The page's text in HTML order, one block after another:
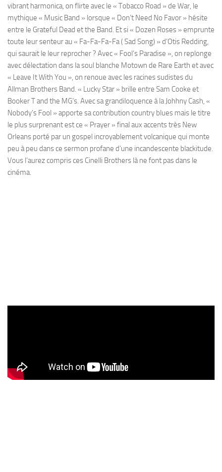
vibrant harmonica, on flirte avec le « Tobacco Road » de War, le
mythique « Music Band » lorsque « Don’t Need No Favor » hésite
entre le Grateful Dead et the Band. Et si « Dozen Roses » emprunte
toute leur senteur au « Fa-Fa-Fa-Fa ( Sad Song) » d’Otis Redding,
qui saurait le leur reprocher ? Avec « Fool’s Paradise », on replonge
avec délectation dans la soul blanche Motown de Rare Earth et avec
« Leave It With You », on renoue avec les racines sudistes du
Allman Brothers Band. « Lucky Star » brille entre Sam Cooke et
Booker T and the MG’s. Avec sa grandiloquence à la Johhny Cash, «
Nobody’s Fool » apporte sa contribution country blues mais le titre
le plus surprenant est ce « Prayer » final aux accents très New
Orleans porté par un gospel incroyablement volcanique qui monte
peu à peu dans ce sermon profane d’une incandescente blackitude.
Vous l’aurez compris ces Cinelli Brothers là ne font pas dans le
cinéma.